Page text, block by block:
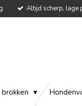
Altijd scherp, lage